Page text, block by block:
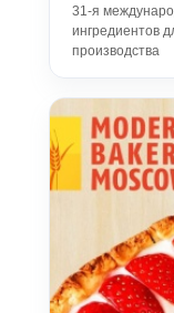
31-я
ингредиентов
производства